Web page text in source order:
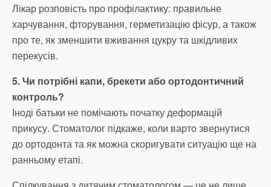
Лікар розповість про профілактику: правильне
харчування, фторування, герметизацію фісур, а також
про те, як зменшити вживання цукру та шкідливих
перекусів.
5. Чи потрібні капи, брекети або ортодонтичний
контроль?
Іноді батьки не помічають початку деформацій
прикусу. Стоматолог підкаже, коли варто звернутися
до ортодонта та як можна скоригувати ситуацію ще на
ранньому етапі.